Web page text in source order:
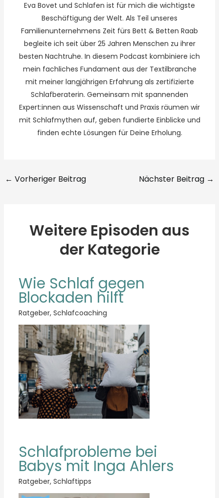
Eva Bovet und Schlafen ist für mich die wichtigste
Beschäftigung der Welt. Als Teil unseres
Familienunternehmens Zeit fürs Bett & Betten Raab
begleite ich seit über 25 Jahren Menschen zu ihrer
besten Nachtruhe. In diesem Podcast kombiniere ich
mein fachliches Fundament aus der Textilbranche
mit meiner langjährigen Erfahrung als zertifizierte
Schlafberaterin. Gemeinsam mit spannenden
Expert:innen aus Wissenschaft und Praxis räumen wir
mit Schlafmythen auf, geben fundierte Einblicke und
finden echte Lösungen für Deine Erholung.
← Vorheriger Beitrag Nächster Beitrag →
Weitere Episoden aus
der Kategorie
Wie Schlaf gegen
Blockaden hilft
Ratgeber, Schlafcoaching
Schlafprobleme bei
Babys mit Inga Ahlers
Ratgeber, Schlaftipps